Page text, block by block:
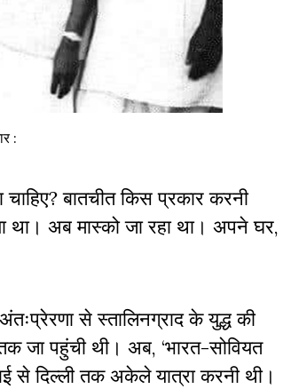
:
बातचीत किस प्रकार करनी
था। अब मास्को जा रहा था। अपने घर,
से स्तालिनग्राद के युद्ध की
जा पहुंची थी। अब, ‘भारत-सोवियत
से दिल्ली तक अकेले यात्रा करनी थी।